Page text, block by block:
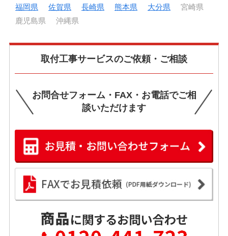
福岡県 佐賀県 長崎県 熊本県 大分県
宮崎県
鹿児島県
沖縄県
取付工事サービスのご依頼・ご相談
お問合せフォーム・FAX・お電話でご相
談いただけます